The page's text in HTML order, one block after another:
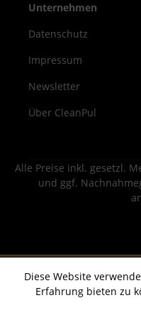
Unternehmen
Datenschutz
Impressum
Newsletter
Über CleanPul
Alle Preise inkl. gesetzl.
und ggf.
Diese Website
Erfahrung bieten zu